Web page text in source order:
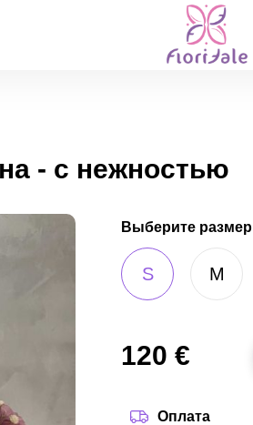
- с нежностью
Выберите размер
S M
120 €
Оплата